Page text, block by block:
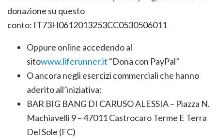
donazione su questo
conto: IT73H0612013253CC0530506011
Oppure online accedendo al
sitowww.liferunner.it “Dona con PayPal”
O ancora negli esercizi commerciali che hanno
aderito all’iniziativa:
BAR BIG BANG DI CARUSO ALESSIA – Piazza N.
Machiavelli 9 – 47011 Castrocaro Terme E Terra
Del Sole (FC)